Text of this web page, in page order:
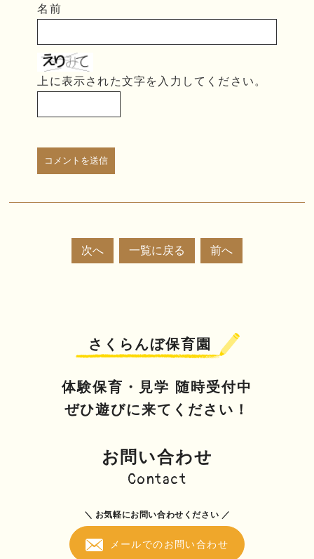
名前
上に表示された文字を入力してください。
次へ 一覧に戻る 前へ
さくらんぼ保育園
体験保育・見学 随時受付中
ぜひ遊びに来てください！
お問い合わせ
Contact
＼ お気軽にお問い合わせください ／
メールでのお問い合わせ